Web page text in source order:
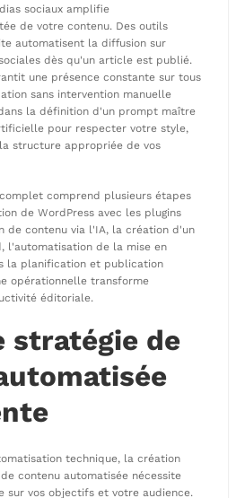
sociaux amplifie
de votre contenu. Des outils
automatisent la diffusion sur
dès qu'un article est publié.
une présence constante sur tous
sans intervention manuelle
la définition d'un prompt maître
pour respecter votre style,
structure appropriée de vos
comprend plusieurs étapes
de WordPress avec les plugins
de contenu via l'IA, la création d'un
l'automatisation de la mise en
la planification et publication
opérationnelle transforme
éditoriale.
stratégie de
technique, la création
contenu automatisée nécessite
sur vos objectifs et votre audience.